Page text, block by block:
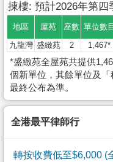
揀樓: 預計2026年第四
地區 屋苑 座數 單位數目
九龍灣 盛緻苑 2 1,467*
*盛緻苑全屋苑共提供
個新單位，其餘單位及
最終公布為準。
全港最平律師行
轉按收費低至$6,000 (